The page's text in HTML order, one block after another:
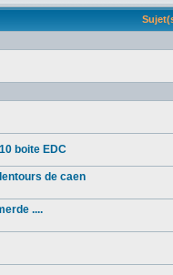
boite EDC
de caen
....